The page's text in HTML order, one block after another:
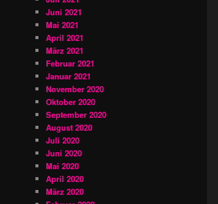
Juni 2021
Mai 2021
April 2021
März 2021
Februar 2021
Januar 2021
November 2020
Oktober 2020
September 2020
August 2020
Juli 2020
Juni 2020
Mai 2020
April 2020
März 2020